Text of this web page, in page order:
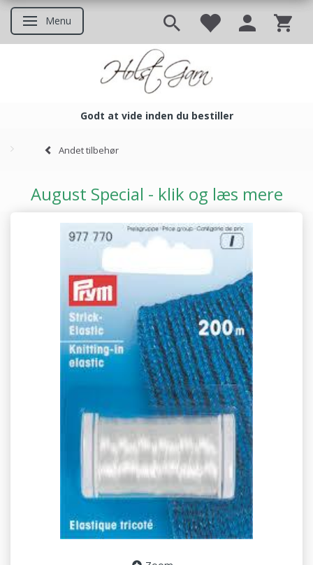
Skifte navigation
Menu
Godt at vide inden du bestiller
Andet tilbehør
August Special - klik og læs mere